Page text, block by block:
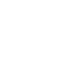
業銀行
業銀行